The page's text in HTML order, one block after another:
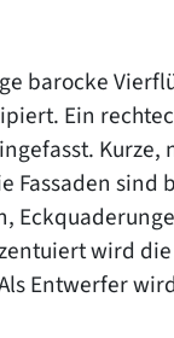
barocke
Ein
Fassaden
wird
Entwerfer